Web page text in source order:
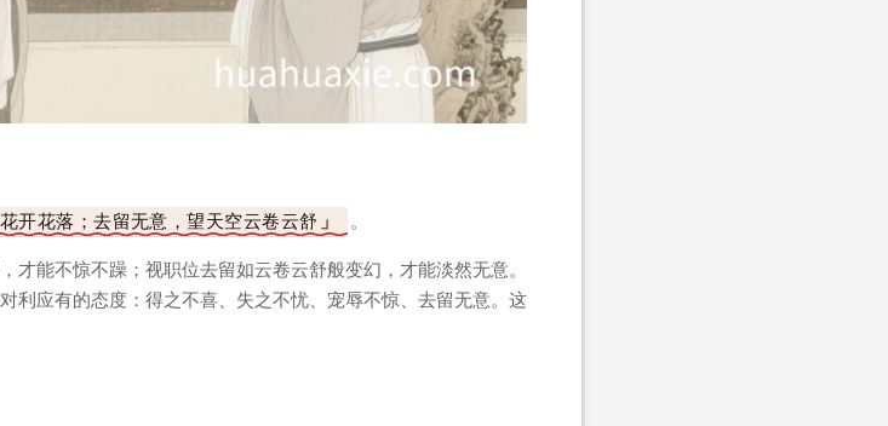
开花落；去留无意，望天空云卷云舒 。
能不惊不躁；视职位去留如云卷云舒般变幻，才能淡然无意。
利应有的态度：得之不喜、失之不忧、宠辱不惊、去留无意。这